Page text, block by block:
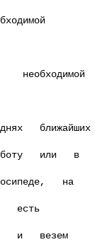
или   в
на
есть
и   везем